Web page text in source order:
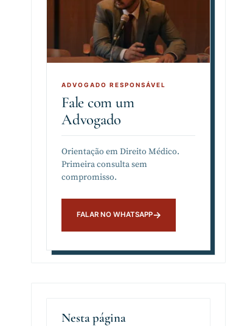
Fale com um
Advogado
Orientação em Direito Médico.
Primeira consulta sem
compromisso.
Nesta página